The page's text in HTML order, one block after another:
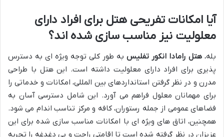
آیا امکانات تفریحی هتل برای افراد دارای
معلولیت نیز مناسب سازی شده اند؟
بله، هتل رامادا انکور تفلیس به طور کلی توجه ویژه ای به دسترس
پذیری برای افراد دارای معلولیت داشته است. این هتل با طراحی
مدرن و در نظر گرفتن استانداردهای بین المللی، امکانات و خدماتی را
برای مهمانان معلول فراهم می آورد. این شامل دسترسی آسان به
فضاهای عمومی از جمله رستوران، کافه و مرکز تناسب اندام می شود.
همچنین، اتاق های ویژه ای با امکانات مناسب سازی شده برای این
عزیزان در نظر گرفته شده است تا اقامتی راحت و بی دغدغه را تجربه